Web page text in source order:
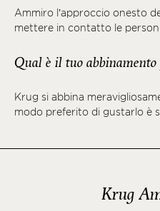
Ammiro l’approccio onesto
mettere in contatto le
Qual è il tuo
Krug si abbina
modo preferito di gustarlo è
Krug